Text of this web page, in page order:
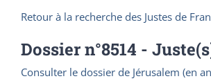
Retour à la recherche des Justes de
Dossier n°8514 -
Consulter le dossier de Jérusalem (en